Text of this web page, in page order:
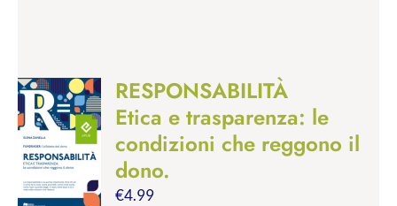
RESPONSABILITÀ
Etica e trasparenza: le
condizioni che reggono il
dono.
€4.99